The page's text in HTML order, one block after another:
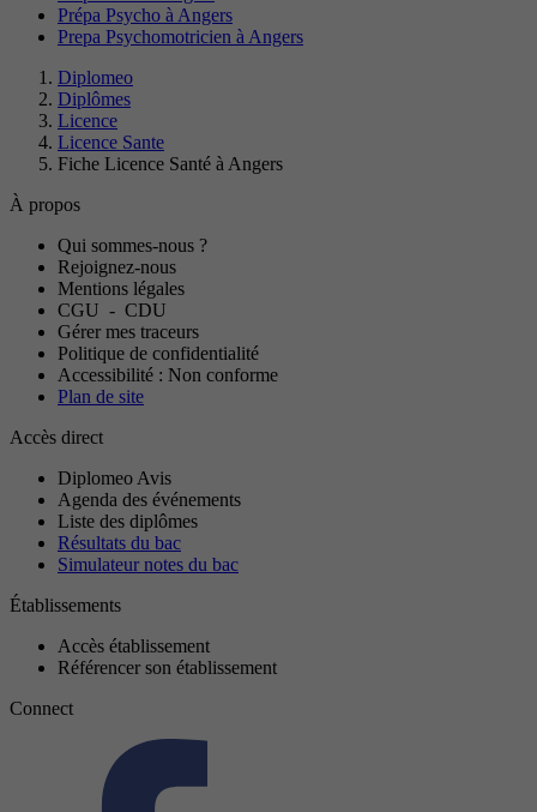
Prépa Psycho à Angers
Prepa Psychomotricien à Angers
Diplomeo
Diplômes
Licence
Licence Sante
Fiche Licence Santé à Angers
À propos
Qui sommes-nous ?
Rejoignez-nous
Mentions légales
CGU - CDU
Gérer mes traceurs
Politique de confidentialité
Accessibilité : Non conforme
Plan de site
Accès direct
Diplomeo Avis
Agenda des événements
Liste des diplômes
Résultats du bac
Simulateur notes du bac
Établissements
Accès établissement
Référencer son établissement
Connect